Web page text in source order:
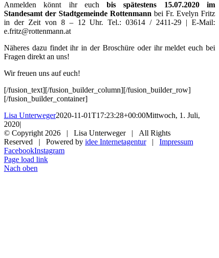
Anmelden könnt ihr euchbis spätestens 15.07.2020 im
Standesamt der Stadtgemeinde Rottenmann bei Fr. Evelyn Fritz
in der Zeit von 8 – 12 Uhr. Tel.: 03614 / 2411-29 | E-Mail:
e.fritz@rottenmann.at
Näheres dazu findet ihr in der Broschüre oder ihr meldet euch bei
Fragen direkt an uns!
Wir freuen uns auf euch!
[/fusion_text][/fusion_builder_column][/fusion_builder_row]
[/fusion_builder_container]
Lisa Unterweger2020-11-01T17:23:28+00:00Mittwoch, 1. Juli,
2020|
© Copyright2026 | Lisa Unterweger | All Rights
Reserved | Powered by idee Internetagentur| Impressum
FacebookInstagram
Page load link
Nach oben